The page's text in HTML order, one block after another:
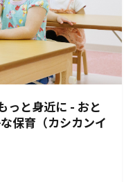
っと身近に - おと
保育（カシカンイ